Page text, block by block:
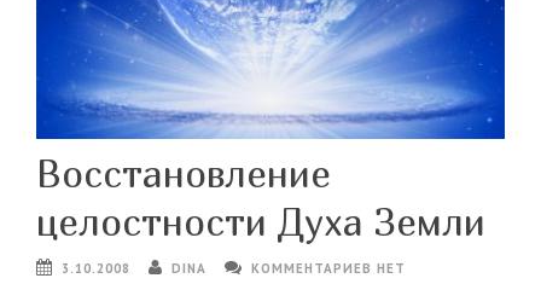
Восстановление
целостности Духа Земли
3.10.2008 DINA
КОММЕНТАРИЕВ НЕТ